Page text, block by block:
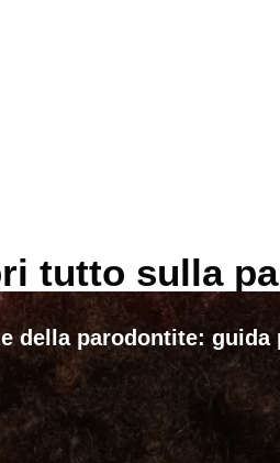
tutto sulla
della parodontite: guida